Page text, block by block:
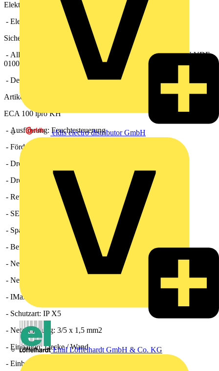
eldis electro distributor GmbH
Emil Löffelhardt GmbH & Co. KG
Elektrischer Anschluss
- Elektrischer Anschluss Unterputz.
Sicherheitshinweise
- Alle ECA 100 ipro-Geräte im Schutzbereich 1 gemäß DIN VDE
0100-701 einsetzbar.
- Details siehe Planungshinweise.
Artikel:
ECA 100 ipro KH
- Ausführung: Feuchtesteuerung
- Fördervolumen: 78 m3/h / 92 m3/h
- Drehzahl: 2100 1/min / 2500 1/min
- Drehzahlsteuerbar: nein
- Reversierbarkeit: nein
- SEC average: -22,55 kWh/(m2*a)
- Spannungsart: Wechselstrom
- Bemessungsspannung: 230 V
- Netzfrequenz: 50 Hz
- Nennleistung: 10 W / 13 W
- IMax: 0,08 A
- Schutzart: IP X5
- Netzzuleitung: 3/5 x 1,5 mm2
- Einbauort: Decke / Wand
- Einbauart: Aufputz